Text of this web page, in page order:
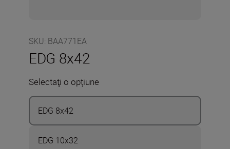
SKU: BAA771EA
EDG 8x42
Selectaţi o opțiune
EDG 8x42
EDG 10x32